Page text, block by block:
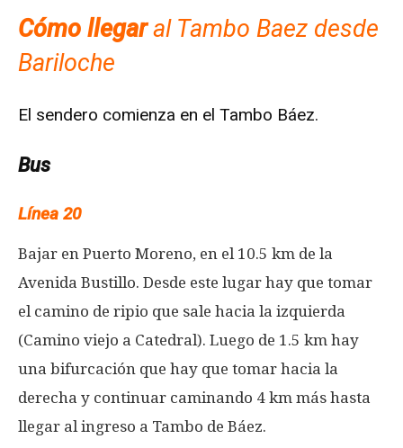
Cómo llegaral Tambo Baez desde
Bariloche
El sendero comienza en el Tambo Báez.
Bus
Línea 20
Bajar en Puerto Moreno, en el 10.5 km de la
Avenida Bustillo. Desde este lugar hay que tomar
el camino de ripio que sale hacia la izquierda
(Camino viejo a Catedral). Luego de 1.5 km hay
una bifurcación que hay que tomar hacia la
derecha y continuar caminando 4 km más hasta
llegar al ingreso a Tambo de Báez.